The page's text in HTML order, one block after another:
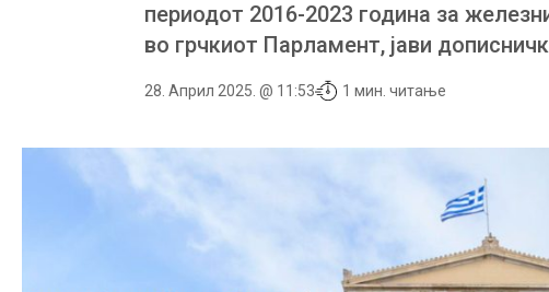
периодот 2016-2023 година за
во грчкиот Парламент, јави
28. Април 2025. @ 11:53 1 мин. читање